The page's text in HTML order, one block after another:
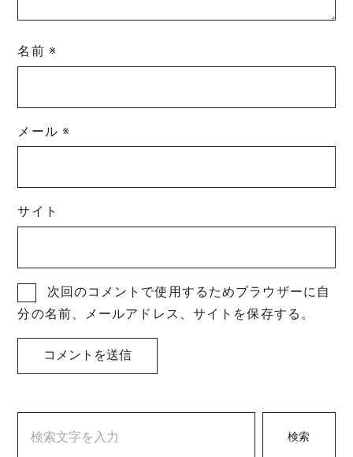
名前 ※
メール ※
サイト
次回のコメントで使用するためブラウザーに自
分の名前、メールアドレス、サイトを保存する。
検索